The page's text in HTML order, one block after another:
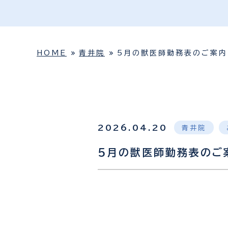
HOME 青井院 5月の獣医師勤務表のご案内
2026.04.20 青井院
5月の獣医師勤務表のご